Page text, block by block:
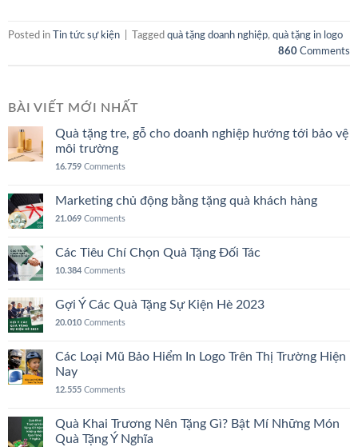
Posted in Tin tức sự kiện Tagged quà tặng doanh nghiệp, quà tặng in logo
860 Comments
BÀI VIẾT MỚI NHẤT
Quà tặng tre, gỗ cho doanh nghiệp hướng tới bảo vệ
môi trường
16.759 Comments
Marketing chủ động bằng tặng quà khách hàng
21.069 Comments
Các Tiêu Chí Chọn Quà Tặng Đối Tác
10.384 Comments
Gợi Ý Các Quà Tặng Sự Kiện Hè 2023
20.010 Comments
Các Loại Mũ Bảo Hiểm In Logo Trên Thị Trường Hiện
Nay
12.555 Comments
Quà Khai Trương Nên Tặng Gì? Bật Mí Những Món
Quà Tặng Ý Nghĩa